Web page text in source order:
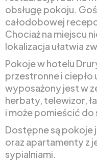
obsługę pokoju.
całodobowej
Chociaż na miejscu
lokalizacja ułatwia
Pokoje w hotelu
przestronne i ciepło
wyposażony jest w
herbaty, telewizor,
i może pomieścić do
Dostępne są
oraz apartamenty z
sypialniami.